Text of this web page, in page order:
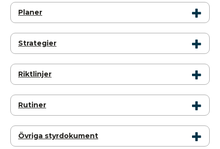
Planer
Strategier
Riktlinjer
Rutiner
Övriga styrdokument